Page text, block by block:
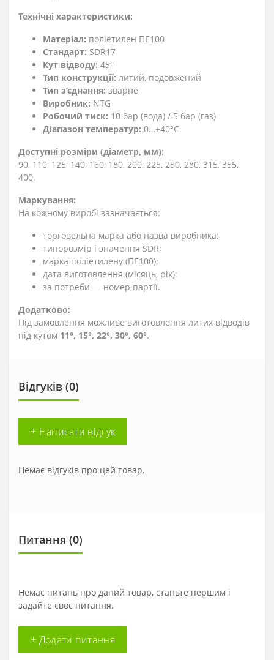
Технічні характеристики:
Матеріал: поліетилен ПЕ100
Стандарт: SDR17
Кут відводу: 45°
Тип конструкції: литий, подовжений
Тип з’єднання: зварне
Виробник: NTG
Робочий тиск: 10 бар (вода) / 5 бар (газ)
Діапазон температур: 0…+40°C
Доступні розміри (діаметр, мм):
90, 110, 125, 140, 160, 180, 200, 225, 250, 280, 315, 355,
400.
Маркування:
На кожному виробі зазначається:
торговельна марка або назва виробника;
типорозмір і значення SDR;
марка поліетилену (ПЕ100);
дата виготовлення (місяць, рік);
за потреби — номер партії.
Додатково:
Під замовлення можливе виготовлення литих відводів
під кутом 11°, 15°, 22°, 30°, 60°.
Відгуків (0)
+ Написати відгук
Немає відгуків про цей товар.
Питання (0)
Немає питань про даний товар, станьте першим і
задайте своє питання.
+ Додати питання